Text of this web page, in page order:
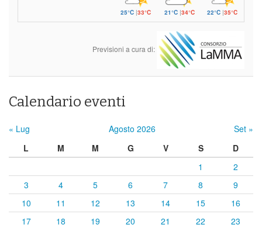
25°C|33°C 21°C|34°C 22°C |35°C
Previsioni a cura di:
Calendario eventi
« Lug Agosto 2026
Set »
L
M M G V S
D
1
2
3
4 5 6 7 8
9
10
11 12 13 14 15
16
17
18 19 20 21 22
23